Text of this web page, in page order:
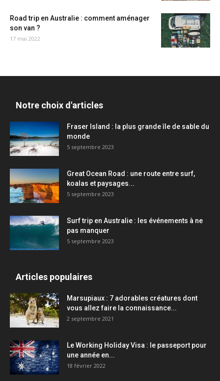
Road trip en Australie : comment aménager
son van ?
17 mai 2022
Notre choix d'articles
Fraser Island : la plus grande île de sable du
monde
5 septembre 2023
Great Ocean Road : une route entre surf,
koalas et paysages...
5 septembre 2023
Surf trip en Australie : les événements à ne
pas manquer
5 septembre 2023
Articles populaires
Marsupiaux : 7 adorables créatures dont
vous allez faire la connaissance...
2 septembre 2021
Le Working Holiday Visa : le passeport pour
une année en...
18 février 2022